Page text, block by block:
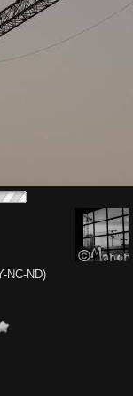
NC-ND)